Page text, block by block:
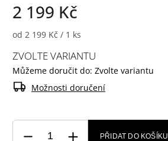
2 199 Kč
od 2 199 Kč / 1 ks
ZVOLTE VARIANTU
Můžeme doručit do: Zvolte variantu
Možnosti doručení
PŘIDAT DO KOŠÍKU